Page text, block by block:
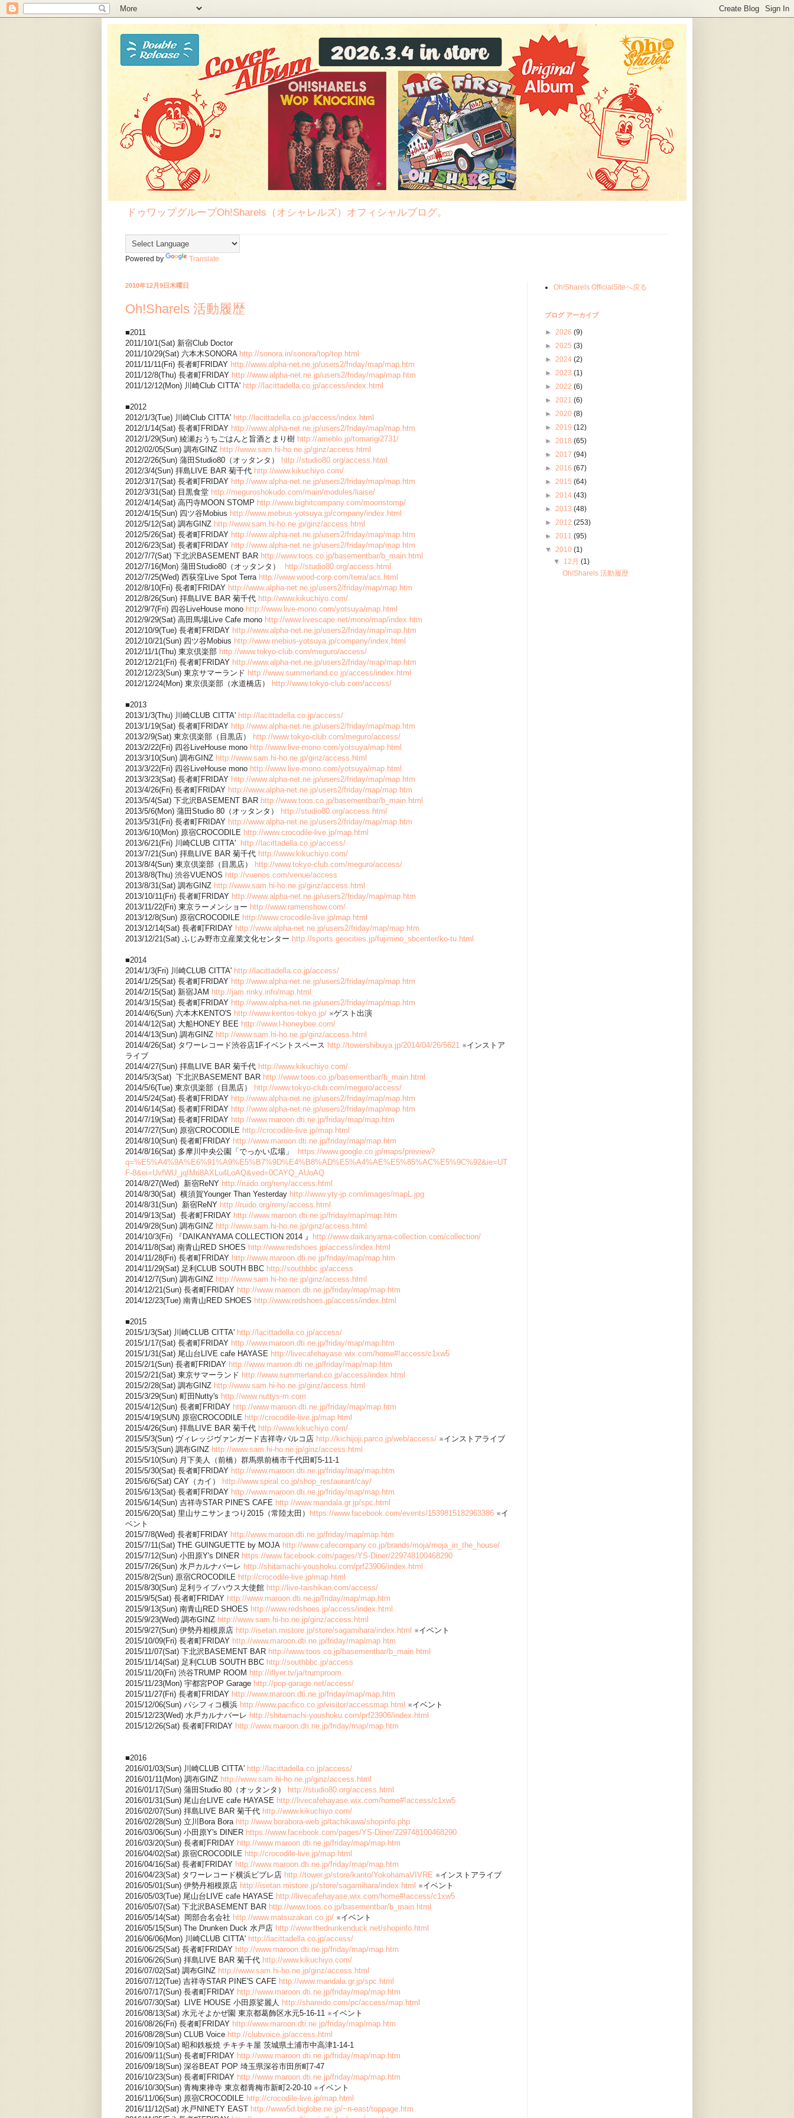
ドゥワップグループOh!Sharels（オシャレルズ）オフィシャルブログ。
Powered by Translate
2010年12月9日木曜日
Oh!Sharels 活動履歴
■2011
2011/10/1(Sat) 新宿Club Doctor
2011/10/29(Sat) 六本木SONORA http://sonora.in/sonora/top/top.html
2011/11/11(Fri) 長者町FRIDAY http://www.alpha-net.ne.jp/users2/friday/map/map.htm
2011/12/8(Thu) 長者町FRIDAY http://www.alpha-net.ne.jp/users2/friday/map/map.htm
2011/12/12(Mon) 川崎Club CITTA' http://lacittadella.co.jp/access/index.html
■2012
2012/1/3(Tue) 川崎Club CITTA' http://lacittadella.co.jp/access/index.html
2012/1/14(Sat) 長者町FRIDAY http://www.alpha-net.ne.jp/users2/friday/map/map.htm
2012/1/29(Sun) 綾瀬おうちごはんと旨酒とまり樹 http://ameblo.jp/tomarigi2731/
2012/02/05(Sun) 調布GINZ http://www.sam.hi-ho.ne.jp/ginz/access.html
2012/2/26(Sun) 蒲田Studio80（オッタンタ）
http://studio80.org/access.html
2012/3/4(Sun) 拝島LIVE BAR 菊千代 http://www.kikuchiyo.com/
2012/3/17(Sat) 長者町FRIDAY http://www.alpha-net.ne.jp/users2/friday/map/map.htm
2012/3/31(Sat) 目黒食堂 http://meguroshokudo.com/main/modules/liaise/
2012/4/14(Sat) 高円寺MOON STOMP http://www.bighitcompany.com/moonstomp/
2012/4/15(Sun) 四ツ谷Mobius http://www.mebius-yotsuya.jp/company/index.html
2012/5/12(Sat) 調布GINZ http://www.sam.hi-ho.ne.jp/ginz/access.html
2012/5/26(Sat) 長者町FRIDAY http://www.alpha-net.ne.jp/users2/friday/map/map.htm
2012/6/23(Sat) 長者町FRIDAY http://www.alpha-net.ne.jp/users2/friday/map/map.htm
2012/7/7(Sat) 下北沢BASEMENT BAR http://www.toos.co.jp/basementbar/b_main.html
2012/7/16(Mon) 蒲田Studio80（オッタンタ）
http://studio80.org/access.html
2012/7/25(Wed) 西荻窪Live Spot Terra http://www.wood-corp.com/terra/acs.html
2012/8/10(Fri) 長者町FRIDAY http://www.alpha-net.ne.jp/users2/friday/map/map.htm
2012/8/26(Sun) 拝島LIVE BAR 菊千代 http://www.kikuchiyo.com/
2012/9/7(Fri) 四谷LiveHouse mono http://www.live-mono.com/yotsuya/map.html
2012/9/29(Sat) 高田馬場Live Cafe mono http://www.livescape.net/mono/map/index.htm
2012/10/9(Tue) 長者町FRIDAY http://www.alpha-net.ne.jp/users2/friday/map/map.htm
2012/10/21(Sun) 四ツ谷Mobius http://www.mebius-yotsuya.jp/company/index.html
2012/11/1(Thu) 東京倶楽部 http://www.tokyo-club.com/meguro/access/
2012/12/21(Fri) 長者町FRIDAY http://www.alpha-net.ne.jp/users2/friday/map/map.htm
2012/12/23(Sun) 東京サマーランド http://www.summerland.co.jp/access/index.html
2012/12/24(Mon) 東京倶楽部（水道橋店）
http://www.tokyo-club.com/access/
■2013
2013/1/3(Thu) 川崎CLUB CITTA' http://lacittadella.co.jp/access/
2013/1/19(Sat) 長者町FRIDAY http://www.alpha-net.ne.jp/users2/friday/map/map.htm
2013/2/9(Sat) 東京倶楽部（目黒店）
http://www.tokyo-club.com/meguro/access/
2013/2/22(Fri) 四谷LiveHouse mono http://www.live-mono.com/yotsuya/map.html
2013/3/10(Sun) 調布GINZ http://www.sam.hi-ho.ne.jp/ginz/access.html
2013/3/22(Fri) 四谷LiveHouse mono http://www.live-mono.com/yotsuya/map.html
2013/3/23(Sat) 長者町FRIDAY http://www.alpha-net.ne.jp/users2/friday/map/map.htm
2013/4/26(Fri) 長者町FRIDAY http://www.alpha-net.ne.jp/users2/friday/map/map.htm
2013/5/4(Sat) 下北沢BASEMENT BAR http://www.toos.co.jp/basementbar/b_main.html
2013/5/6(Mon) 蒲田Studio 80（オッタンタ）
http://studio80.org/access.html
2013/5/31(Fri) 長者町FRIDAY http://www.alpha-net.ne.jp/users2/friday/map/map.htm
2013/6/10(Mon) 原宿CROCODILE http://www.crocodile-live.jp/map.html
2013/6/21(Fri) 川崎CLUB CITTA'
http://lacittadella.co.jp/access/
2013/7/21(Sun) 拝島LIVE BAR 菊千代 http://www.kikuchiyo.com/
2013/8/4(Sun) 東京倶楽部（目黒店）
http://www.tokyo-club.com/meguro/access/
2013/8/8(Thu) 渋谷VUENOS http://vuenos.com/venue/access
2013/8/31(Sat) 調布GINZ http://www.sam.hi-ho.ne.jp/ginz/access.html
2013/10/11(Fri) 長者町FRIDAY http://www.alpha-net.ne.jp/users2/friday/map/map.htm
2013/11/22(Fri) 東京ラーメンショー http://www.ramenshow.com/
2013/12/8(Sun) 原宿CROCODILE http://www.crocodile-live.jp/map.html
2013/12/14(Sat) 長者町FRIDAY http://www.alpha-net.ne.jp/users2/friday/map/map.htm
2013/12/21(Sat) ふじみ野市立産業文化センター http://sports.geocities.jp/fujimino_sbcenter/ko-tu.html
■2014
2014/1/3(Fri) 川崎CLUB CITTA' http://lacittadella.co.jp/access/
2014/1/25(Sat) 長者町FRIDAY http://www.alpha-net.ne.jp/users2/friday/map/map.htm
2014/2/15(Sat) 新宿JAM http://jam.rinky.info/map.html
2014/3/15(Sat) 長者町FRIDAY http://www.alpha-net.ne.jp/users2/friday/map/map.htm
2014/4/6(Sun) 六本木KENTO'S http://www.kentos-tokyo.jp/ ※ゲスト出演
2014/4/12(Sat) 大船HONEY BEE http://www.l-honeybee.com/
2014/4/13(Sun) 調布GINZ http://www.sam.hi-ho.ne.jp/ginz/access.html
2014/4/26(Sat) タワーレコード渋谷店1Fイベントスペース http://towershibuya.jp/2014/04/26/5621 ※インストア
ライブ
2014/4/27(Sun) 拝島LIVE BAR 菊千代 http://www.kikuchiyo.com/
2014/5/3(Sat) 下北沢BASEMENT BAR http://www.toos.co.jp/basementbar/b_main.html
2014/5/6(Tue) 東京倶楽部（目黒店）
http://www.tokyo-club.com/meguro/access/
2014/5/24(Sat) 長者町FRIDAY http://www.alpha-net.ne.jp/users2/friday/map/map.htm
2014/6/14(Sat) 長者町FRIDAY http://www.alpha-net.ne.jp/users2/friday/map/map.htm
2014/7/19(Sat) 長者町FRIDAY http://www.maroon.dti.ne.jp/friday/map/map.htm
2014/7/27(Sun) 原宿CROCODILE http://crocodile-live.jp/map.html
2014/8/10(Sun) 長者町FRIDAY http://www.maroon.dti.ne.jp/friday/map/map.htm
2014/8/16(Sat) 多摩川中央公園「でっかい広場」
https://www.google.co.jp/maps/preview?
q=%E5%A4%9A%E6%91%A9%E5%B7%9D%E4%B8%AD%E5%A4%AE%E5%85%AC%E5%9C%92&ie=UT
F-8&ei=UvfWU_jqIMri8AXLu4LoAQ&ved=0CAYQ_AUoAQ
2014/8/27(Wed) 新宿ReNY http://ruido.org/reny/access.html
2014/8/30(Sat) 横須賀Younger Than Yesterday http://www.yty-jp.com/images/mapL.jpg
2014/8/31(Sun) 新宿ReNY http://ruido.org/reny/access.html
2014/9/13(Sat) 長者町FRIDAY http://www.maroon.dti.ne.jp/friday/map/map.htm
2014/9/28(Sun) 調布GINZ http://www.sam.hi-ho.ne.jp/ginz/access.html
2014/10/3(Fri) 『DAIKANYAMA COLLECTION 2014 』
http://www.daikanyama-collection.com/collection/
2014/11/8(Sat) 南青山RED SHOES http://www.redshoes.jp/access/index.html
2014/11/28(Fri) 長者町FRIDAY http://www.maroon.dti.ne.jp/friday/map/map.htm
2014/11/29(Sat) 足利CLUB SOUTH BBC http://southbbc.jp/access
2014/12/7(Sun) 調布GINZ http://www.sam.hi-ho.ne.jp/ginz/access.html
2014/12/21(Sun) 長者町FRIDAY http://www.maroon.dti.ne.jp/friday/map/map.htm
2014/12/23(Tue) 南青山RED SHOES http://www.redshoes.jp/access/index.html
■2015
2015/1/3(Sat) 川崎CLUB CITTA' http://lacittadella.co.jp/access/
2015/1/17(Sat) 長者町FRIDAY http://www.maroon.dti.ne.jp/friday/map/map.htm
2015/1/31(Sat) 尾山台LIVE cafe HAYASE http://livecafehayase.wix.com/home#!access/c1xw5
2015/2/1(Sun) 長者町FRIDAY http://www.maroon.dti.ne.jp/friday/map/map.htm
2015/2/21(Sat) 東京サマーランド http://www.summerland.co.jp/access/index.html
2015/2/28(Sat) 調布GINZ http://www.sam.hi-ho.ne.jp/ginz/access.html
2015/3/29(Sun) 町田Nutty's http://www.nuttys-m.com
2015/4/12(Sun) 長者町FRIDAY http://www.maroon.dti.ne.jp/friday/map/map.htm
2015/4/19(SUN) 原宿CROCODILE http://crocodile-live.jp/map.html
2015/4/26(Sun) 拝島LIVE BAR 菊千代 http://www.kikuchiyo.com/
2015/5/3(Sun) ヴィレッジヴァンガード吉祥寺パルコ店 http://kichijoji.parco.jp/web/access/ ※インストアライブ
2015/5/3(Sun) 調布GINZ http://www.sam.hi-ho.ne.jp/ginz/access.html
2015/5/10(Sun) 月下美人（前橋）群馬県前橋市千代田町5-11-1
2015/5/30(Sat) 長者町FRIDAY http://www.maroon.dti.ne.jp/friday/map/map.htm
2015/6/6(Sat) CAY（カイ）
http://www.spiral.co.jp/shop_restaurant/cay/
2015/6/13(Sat) 長者町FRIDAY http://www.maroon.dti.ne.jp/friday/map/map.htm
2015/6/14(Sun) 吉祥寺STAR PINE'S CAFE http://www.mandala.gr.jp/spc.html
2015/6/20(Sat) 里山サニサンまつり2015（常陸太田）
https://www.facebook.com/events/1539815182963386 ※イ
ベント
2015/7/8(Wed) 長者町FRIDAY http://www.maroon.dti.ne.jp/friday/map/map.htm
2015/7/11(Sat) THE GUINGUETTE by MOJA http://www.cafecompany.co.jp/brands/moja/moja_in_the_house/
2015/7/12(Sun) 小田原Y's DINER https://www.facebook.com/pages/YS-Diner/229748100468290
2015/7/26(Sun) 水戸カルナバーレ http://shitamachi-youshoku.com/prf23906/index.html
2015/8/2(Sun) 原宿CROCODILE http://crocodile-live.jp/map.html
2015/8/30(Sun) 足利ライブハウス大使館 http://live-taishikan.com/access/
2015/9/5(Sat) 長者町FRIDAY http://www.maroon.dti.ne.jp/friday/map/map.htm
2015/9/13(Sun) 南青山RED SHOES http://www.redshoes.jp/access/index.html
2015/9/23(Wed) 調布GINZ http://www.sam.hi-ho.ne.jp/ginz/access.html
2015/9/27(Sun) 伊勢丹相模原店 http://isetan.mistore.jp/store/sagamihara/index.html ※イベント
2015/10/09(Fri) 長者町FRIDAY http://www.maroon.dti.ne.jp/friday/map/map.htm
2015/11/07(Sat) 下北沢BASEMENT BAR http://www.toos.co.jp/basementbar/b_main.html
2015/11/14(Sat) 足利CLUB SOUTH BBC http://southbbc.jp/access
2015/11/20(Fri) 渋谷TRUMP ROOM http://iflyer.tv/ja/trumproom
2015/11/23(Mon) 宇都宮POP Garage http://pop-garage.net/access/
2015/11/27(Fri) 長者町FRIDAY http://www.maroon.dti.ne.jp/friday/map/map.htm
2015/12/06(Sun) パシフィコ横浜 http://www.pacifico.co.jp/visitor/accessmap.html ※イベント
2015/12/23(Wed) 水戸カルナバーレ http://shitamachi-youshoku.com/prf23906/index.html
2015/12/26(Sat) 長者町FRIDAY http://www.maroon.dti.ne.jp/friday/map/map.htm
■2016
2016/01/03(Sun) 川崎CLUB CITTA' http://lacittadella.co.jp/access/
2016/01/11(Mon) 調布GINZ http://www.sam.hi-ho.ne.jp/ginz/access.html
2016/01/17(Sun) 蒲田Studio 80（オッタンタ）
http://studio80.org/access.html
2016/01/31(Sun) 尾山台LIVE cafe HAYASE http://livecafehayase.wix.com/home#!access/c1xw5
2016/02/07(Sun) 拝島LIVE BAR 菊千代 http://www.kikuchiyo.com/
2016/02/28(Sun) 立川Bora Bora http://www.borabora-web.jp/tachikawa/shopinfo.php
2016/03/06(Sun) 小田原Y's DINER https://www.facebook.com/pages/YS-Diner/229748100468290
2016/03/20(Sun) 長者町FRIDAY http://www.maroon.dti.ne.jp/friday/map/map.htm
2016/04/02(Sat) 原宿CROCODILE http://crocodile-live.jp/map.html
2016/04/16(Sat) 長者町FRIDAY http://www.maroon.dti.ne.jp/friday/map/map.htm
2016/04/23(Sat) タワーレコード横浜ビブレ店 http://tower.jp/store/kanto/YokohamaVIVRE ※インストアライブ
2016/05/01(Sun) 伊勢丹相模原店 http://isetan.mistore.jp/store/sagamihara/index.html ※イベント
2016/05/03(Tue) 尾山台LIVE cafe HAYASE http://livecafehayase.wix.com/home#!access/c1xw5
2016/05/07(Sat) 下北沢BASEMENT BAR http://www.toos.co.jp/basementbar/b_main.html
2016/05/14(Sat) 岡部合名会社 http://www.matsuzakari.co.jp/ ※イベント
2016/05/15(Sun) The Drunken Duck 水戸店 http://www.thedrunkenduck.net/shopinfo.html
2016/06/06(Mon) 川崎CLUB CITTA' http://lacittadella.co.jp/access/
2016/06/25(Sat) 長者町FRIDAY http://www.maroon.dti.ne.jp/friday/map/map.htm
2016/06/26(Sun) 拝島LIVE BAR 菊千代 http://www.kikuchiyo.com/
2016/07/02(Sat) 調布GINZ http://www.sam.hi-ho.ne.jp/ginz/access.html
2016/07/12(Tue) 吉祥寺STAR PINE'S CAFE http://www.mandala.gr.jp/spc.html
2016/07/17(Sun) 長者町FRIDAY http://www.maroon.dti.ne.jp/friday/map/map.htm
2016/07/30(Sat) LIVE HOUSE 小田原娑麗人 http://shareido.com/pc/access/map.html
2016/08/13(Sat) 水元そよかぜ園 東京都葛飾区水元5-16-11 ※イベント
2016/08/26(Fri) 長者町FRIDAY http://www.maroon.dti.ne.jp/friday/map/map.htm
2016/08/28(Sun) CLUB Voice http://clubvoice.jp/access.html
2016/09/10(Sat) 昭和鉄板焼 チキチキ屋 茨城県土浦市中高津1-14-1
2016/09/11(Sun) 長者町FRIDAY http://www.maroon.dti.ne.jp/friday/map/map.htm
2016/09/18(Sun) 深谷BEAT POP 埼玉県深谷市田所町7-47
2016/10/23(Sun) 長者町FRIDAY http://www.maroon.dti.ne.jp/friday/map/map.htm
2016/10/30(Sun) 青梅東禅寺 東京都青梅市新町2-20-10 ※イベント
2016/11/06(Sun) 原宿CROCODILE http://crocodile-live.jp/map.html
2016/11/12(Sat) 水戸NINETY EAST http://www5d.biglobe.ne.jp/~n-east/toppage.htm
Oh!Sharels OfficialSiteへ戻る
ブログ アーカイブ
► 2026 (9)
► 2025 (3)
► 2024 (2)
► 2023 (1)
► 2022 (6)
► 2021 (6)
► 2020 (8)
► 2019 (12)
► 2018 (65)
► 2017 (94)
► 2016 (67)
► 2015 (64)
► 2014 (43)
► 2013 (48)
► 2012 (253)
► 2011 (95)
▼ 2010 (1)
▼ 12月(1)
Oh!Sharels 活動履歴